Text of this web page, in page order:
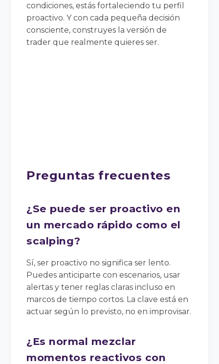
condiciones, estás fortaleciendo tu perfil
proactivo. Y con cada pequeña decisión
consciente, construyes la versión de
trader que realmente quieres ser.
Preguntas frecuentes
¿Se puede ser proactivo en
un mercado rápido como el
scalping?
Sí, ser proactivo no significa ser lento.
Puedes anticiparte con escenarios, usar
alertas y tener reglas claras incluso en
marcos de tiempo cortos. La clave está en
actuar según lo previsto, no en improvisar.
¿Es normal mezclar
momentos reactivos con